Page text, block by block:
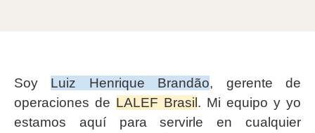
Soy Luiz Henrique Brandão, gerente de
operaciones de LALEF Brasil. Mi equipo y yo
estamos aquí para servirle en cualquier